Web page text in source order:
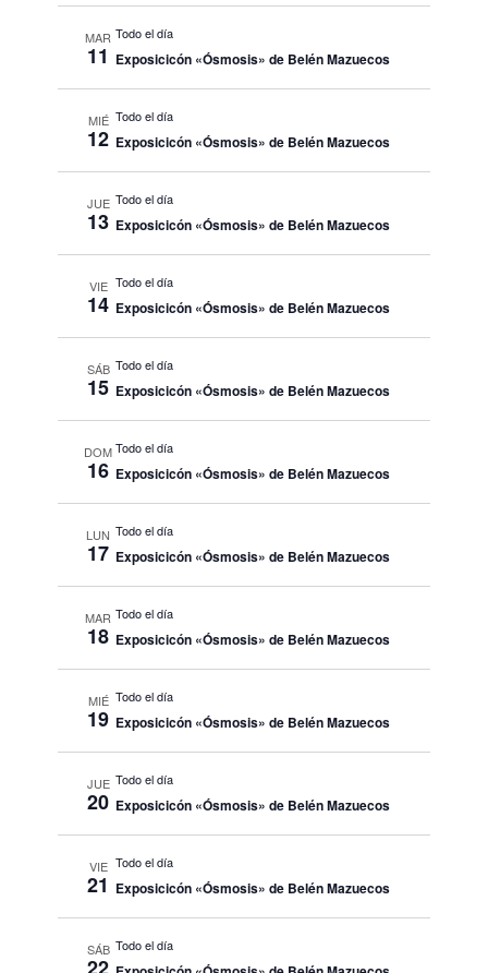
MAR
11
Todo el día
Exposicicón «Ósmosis» de Belén Mazuecos
MIÉ
12
Todo el día
Exposicicón «Ósmosis» de Belén Mazuecos
JUE
13
Todo el día
Exposicicón «Ósmosis» de Belén Mazuecos
VIE
14
Todo el día
Exposicicón «Ósmosis» de Belén Mazuecos
SÁB
15
Todo el día
Exposicicón «Ósmosis» de Belén Mazuecos
DOM
16
Todo el día
Exposicicón «Ósmosis» de Belén Mazuecos
LUN
17
Todo el día
Exposicicón «Ósmosis» de Belén Mazuecos
MAR
18
Todo el día
Exposicicón «Ósmosis» de Belén Mazuecos
MIÉ
19
Todo el día
Exposicicón «Ósmosis» de Belén Mazuecos
JUE
20
Todo el día
Exposicicón «Ósmosis» de Belén Mazuecos
VIE
21
Todo el día
Exposicicón «Ósmosis» de Belén Mazuecos
SÁB Todo el día